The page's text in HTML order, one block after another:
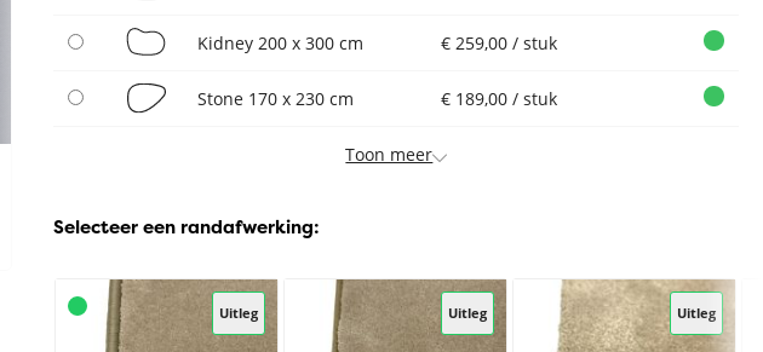
Kidney 200 x 300 cm € 259,00 / stuk
Stone 170 x 230 cm € 189,00 / stuk
Toon meer
Selecteer een randafwerking:
Uitleg Uitleg Uitleg
Mosterd |
Bordeaux |
200x300 cm
Vloerkleed